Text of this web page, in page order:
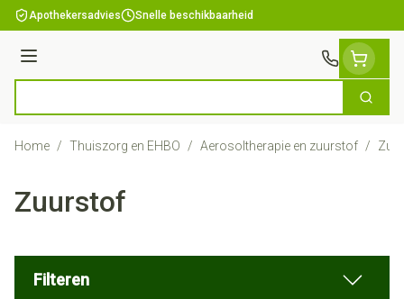
Ga naar de inhoud
Apothekersadvies Snelle beschikbaarheid
Menu
Zoek
Home / Thuiszorg en EHBO / Aerosoltherapie en zuurstof /
Zuurstof
Filteren